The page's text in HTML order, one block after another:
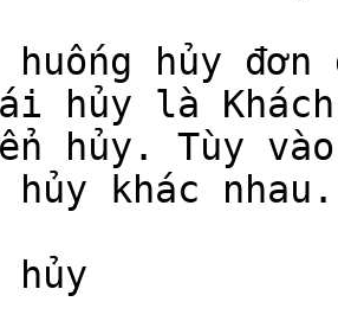
hủy đơn
hủy là Khách
hủy. Tùy
hủy khác nhau.
hủy